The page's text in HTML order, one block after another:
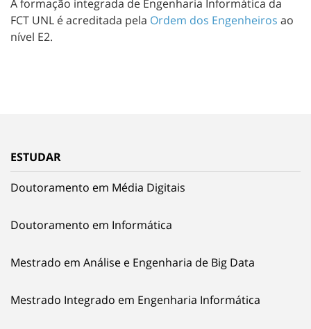
A formação integrada de Engenharia Informática da
FCT UNL é acreditada pela Ordem dos Engenheiros ao
nível E2.
ESTUDAR
Doutoramento em Média Digitais
Doutoramento em Informática
Mestrado em Análise e Engenharia de Big Data
Mestrado Integrado em Engenharia Informática